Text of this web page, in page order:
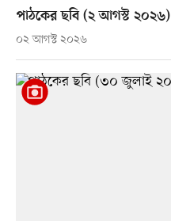
পাঠকের ছবি (২ আগস্ট ২০২৬)
০২ আগস্ট ২০২৬